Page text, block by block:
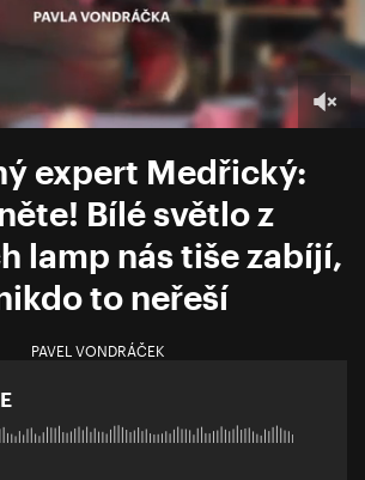
expert Medřický:
Bílé světlo z
lamp nás tiše zabíjí,
to neřeší
PAVEL VONDRÁČEK